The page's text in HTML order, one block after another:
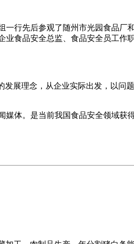
先后参观了随州市光园食品厂
食品安全总监、食品安全员工
理念，从企业实际出发，以问
。是当前我国食品安全领域获